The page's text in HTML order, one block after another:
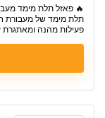
תלת מימד של מעבורת
פעילות מהנה ומאתגרת